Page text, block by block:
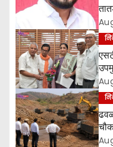
a
t
i
o
n